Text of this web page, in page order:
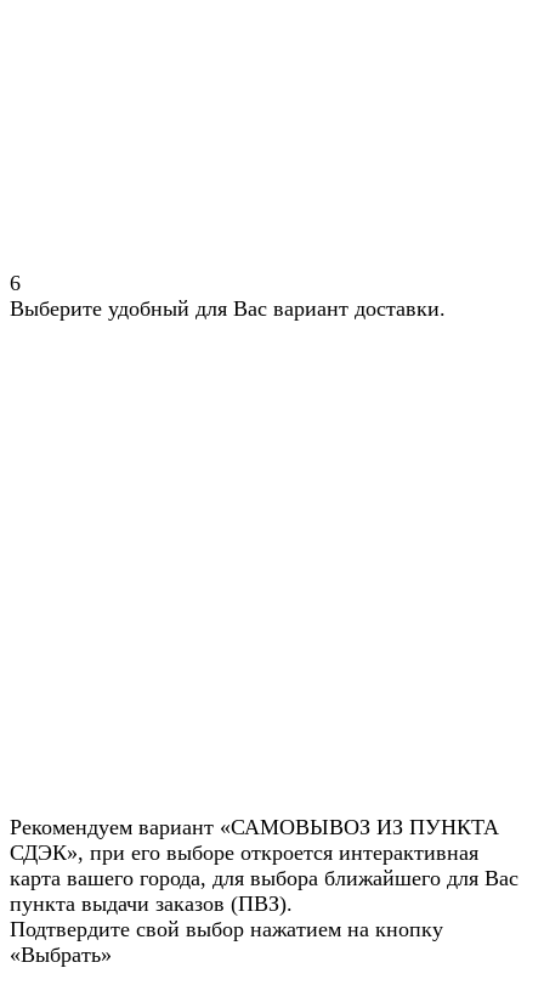
6
Выберите удобный для Вас вариант доставки.
Рекомендуем вариант «САМОВЫВОЗ ИЗ ПУНКТА
СДЭК», при его выборе откроется интерактивная
карта вашего города, для выбора ближайшего для Вас
пункта выдачи заказов (ПВЗ).
Подтвердите свой выбор нажатием на кнопку
«Выбрать»